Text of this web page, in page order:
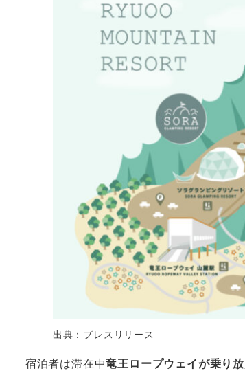
出典：プレスリリース
宿泊者は滞在中竜王ロープウェイが乗り